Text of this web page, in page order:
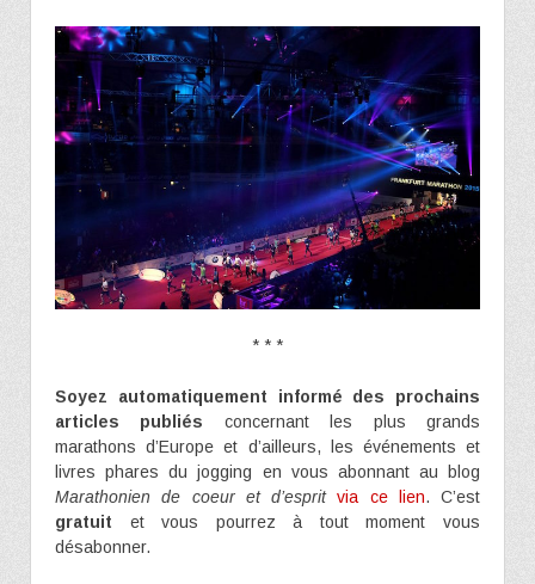
* * *
Soyez automatiquement informé des prochains
articles publiés concernant les plus grands
marathons d’Europe et d’ailleurs, les événements et
livres phares du jogging en vous abonnant au blog
Marathonien de coeur et d’esprit via ce lien. C’est
gratuit et vous pourrez à tout moment vous
désabonner.